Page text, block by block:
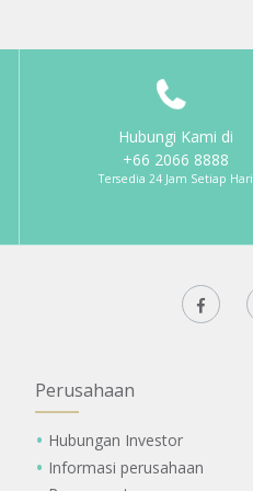
Hubungi Kami di
+66 2066 8888
Tersedia 24 Jam Setiap Hari
Perusahaan
Hubungan Investor
Informasi perusahaan